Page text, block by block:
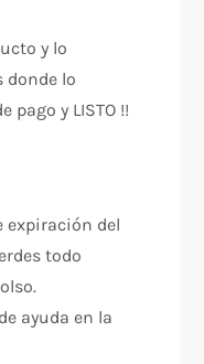
y lo
donde lo
pago y LISTO !!
expiración del
todo
ayuda en la